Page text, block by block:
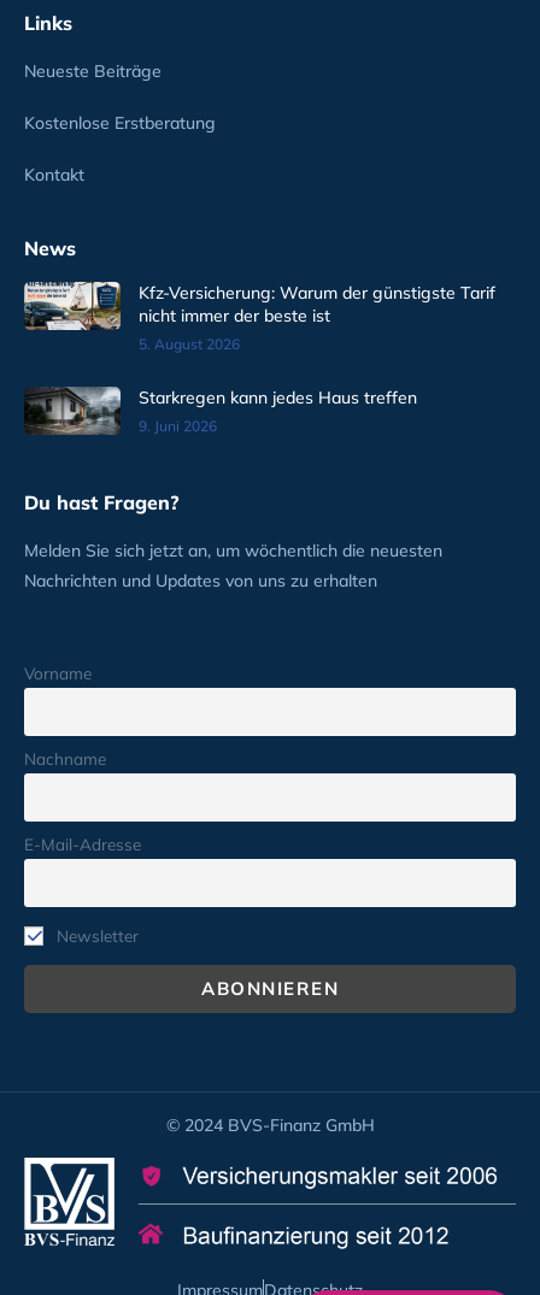
Links
Neueste Beiträge
Kostenlose Erstberatung
Kontakt
News
Kfz-Versicherung: Warum der günstigste Tarif
nicht immer der beste ist
5. August 2026
Starkregen kann jedes Haus treffen
9. Juni 2026
Du hast Fragen?
Melden Sie sich jetzt an, um wöchentlich die neuesten
Nachrichten und Updates von uns zu erhalten
Vorname
Nachname
E-Mail-Adresse
Newsletter
© 2024 BVS-Finanz GmbH
ImpressumDatenschutz